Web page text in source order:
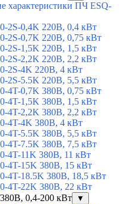
характеристики ПЧ ESQ-
2S-0,4K 220В, 0,4 кВт
2S-0,7K 220В, 0,75 кВт
2S-1,5K 220В, 1,5 кВт
2S-2,2K 220В, 2,2 кВт
2S-4K 220В, 4 кВт
2S-5.5K 220В, 5,5 кВт
4T-0,7K 380В, 0,75 кВт
4T-1,5K 380В, 1,5 кВт
4T-2,2K 380В, 2,2 кВт
4T-4K 380В, 4 кВт
4T-5.5K 380В, 5,5 кВт
4T-7.5K 380В, 7,5 кВт
4T-11K 380В, 11 кВт
4T-15K 380В, 15 кВт
4T-18.5K 380В, 18,5 кВт
4T-22K 380В, 22 кВт
0,4-200 кВт
▼